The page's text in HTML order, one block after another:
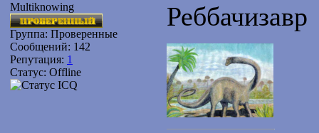
Multiknowing
Группа: Проверенные
Сообщений: 142
Репутация: 1
Статус: Offline
Реббачизавр